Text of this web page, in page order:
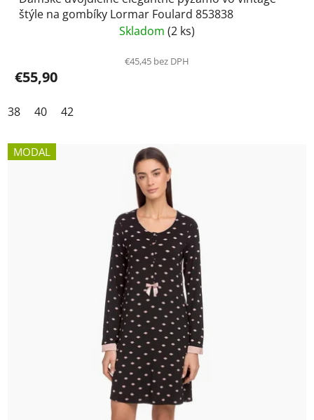
štýle na gombíky Lormar Foulard 853838
Skladom (2 ks)
€45,45 bez DPH
€55,90
38 40 42
MODAL